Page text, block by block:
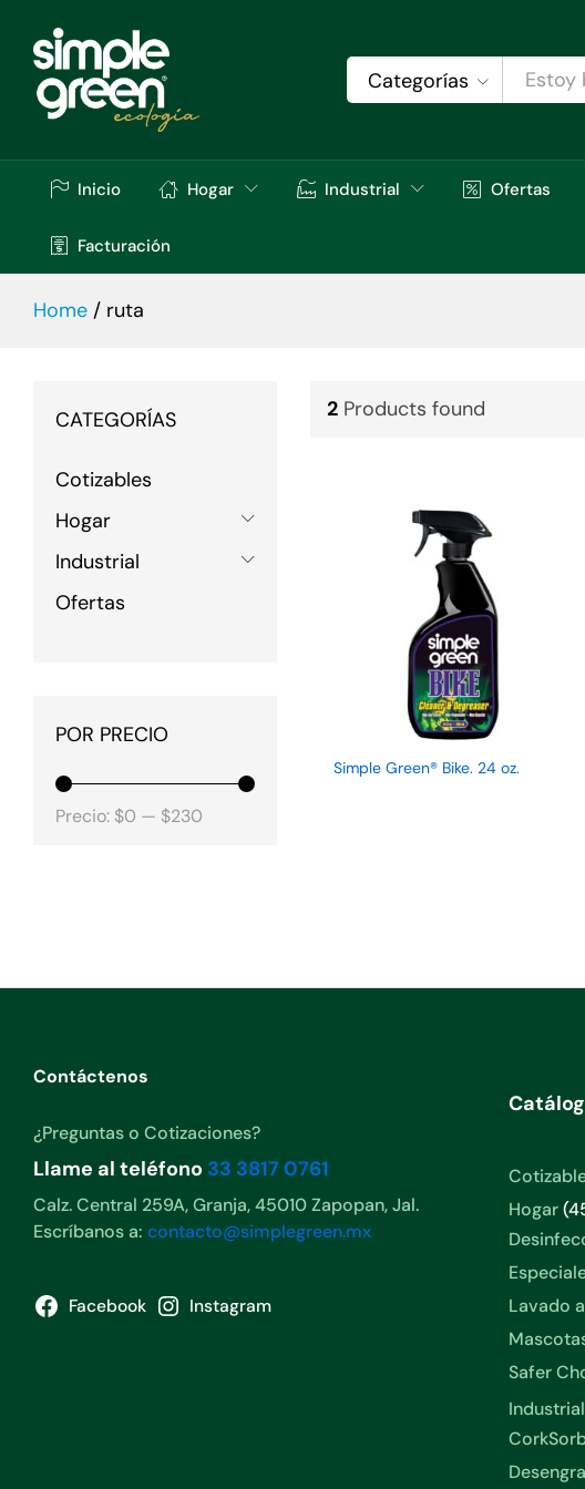
Categorías
Inicio Hogar Industrial Ofertas
Facturación
Home / ruta
2 Products found
Simple Green® Bike. 24 oz.
CATEGORÍAS
Cotizables
Hogar
Industrial
Ofertas
POR PRECIO
Precio: $0 — $230
Contáctenos
¿Preguntas o Cotizaciones?
Llame al teléfono 33 3817 0761
Calz. Central 259A, Granja, 45010 Zapopan, Jal.
Escríbanos a: contacto@simplegreen.mx
Facebook Instagram
Hogar
Lavado
Safer
Industrial